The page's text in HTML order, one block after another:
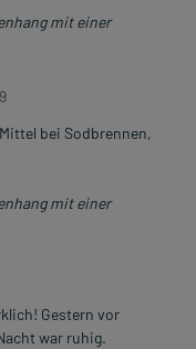
mit einer
bei Sodbrennen,
mit einer
Gestern vor
war ruhig.